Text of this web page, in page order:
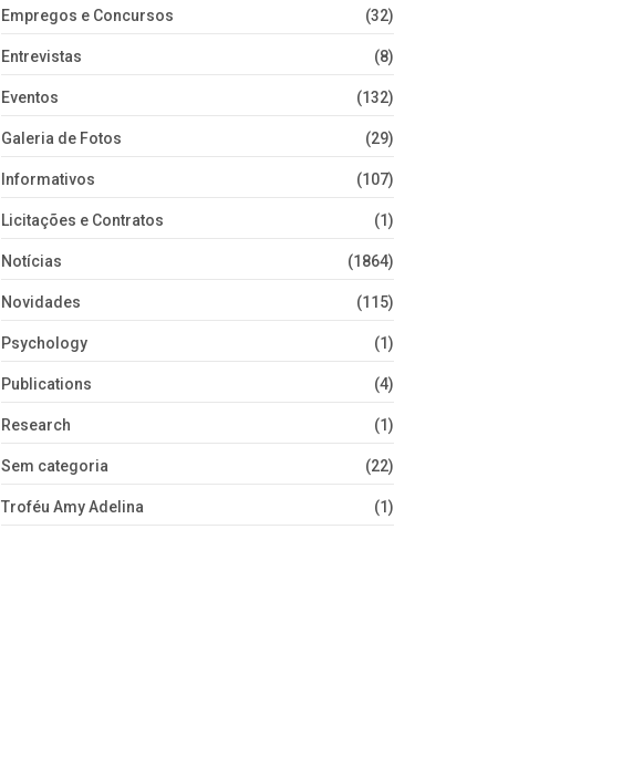
Empregos e Concursos (32)
Entrevistas (8)
Eventos (132)
Galeria de Fotos (29)
Informativos (107)
Licitações e Contratos (1)
Notícias (1864)
Novidades (115)
Psychology (1)
Publications (4)
Research (1)
Sem categoria (22)
Troféu Amy Adelina (1)